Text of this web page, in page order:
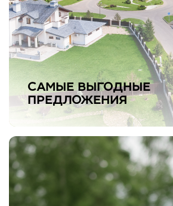
САМЫЕ ВЫГОДНЫЕ
ПРЕДЛОЖЕНИЯ